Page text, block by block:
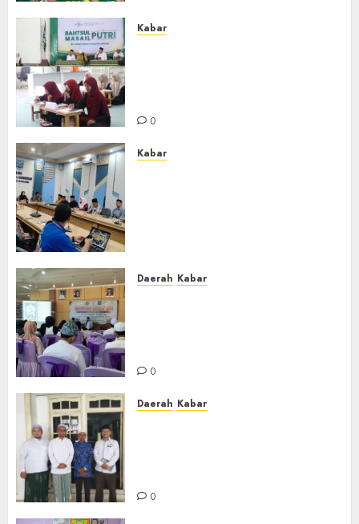
Kabar
0
Kabar
Daerah Kabar
0
Daerah Kabar
0